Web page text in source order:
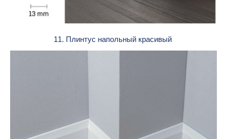
11. Плинтус напольный красивый